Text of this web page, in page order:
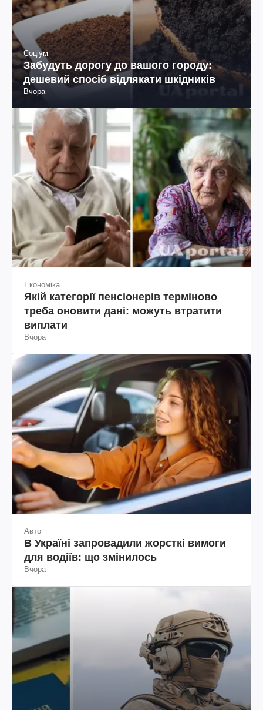
Соціум
Забудуть дорогу до вашого городу:
дешевий спосіб відлякати шкідників
Вчора
Економіка
Якій категорії пенсіонерів терміново
треба оновити дані: можуть втратити
виплати
Вчора
Авто
В Україні запровадили жорсткі вимоги
для водіїв: що змінилось
Вчора